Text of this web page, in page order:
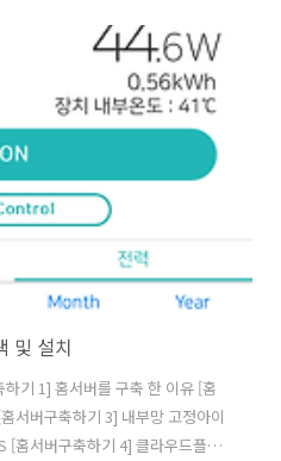
[홈서버구축하기 7] 공유 스토리
버구축하기 8] 완성된 내 홈서버
그리고 총 비용 먼저 서버 셋업이
성해야하는것이 있다. 내부망 내부
통..
및 설치
기 1] 홈서버를 구축 한 이유 [홈
서버구축하기 3] 내부망 고정아이
[홈서버구축하기 4] 클라우드플레